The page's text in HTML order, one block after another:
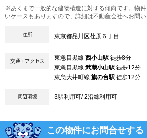
※あくまで一般的な建物構造に対する傾向です。物
いケースもありますので、詳細は不動産会社へお問い
住所 東京都品川区荏原６丁目
交通・アクセス 東急目黒線 西小山駅 徒歩8分
東急目黒線 武蔵小山駅 徒歩12分
東急大井町線 旗の台駅 徒歩12分
周辺環境 3駅利用可/ 2沿線利用可
この物件にお問合せする